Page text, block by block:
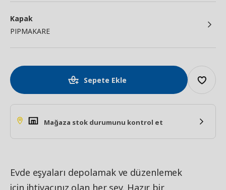
Kapak
PIPMAKARE
Sepete Ekle
Mağaza stok durumunu kontrol et
Evde eşyaları depolamak ve düzenlemek
için ihtiyacınız olan her şey. Hazır bir